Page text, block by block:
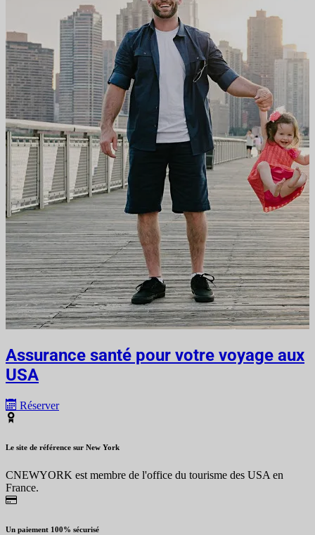
Assurance santé pour votre voyage aux
USA
Réserver
Le site de référence sur New York
CNEWYORK est membre de l'office du tourisme des USA en
France.
Un paiement 100% sécurisé